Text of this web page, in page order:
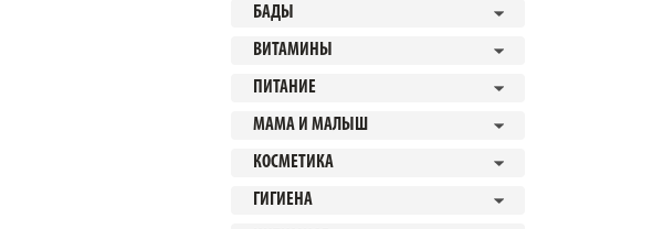
БАДЫ
ВИТАМИНЫ
ПИТАНИЕ
МАМА И МАЛЫШ
КОСМЕТИКА
ГИГИЕНА